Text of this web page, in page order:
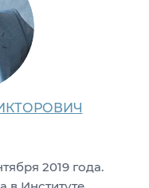
2019 года.